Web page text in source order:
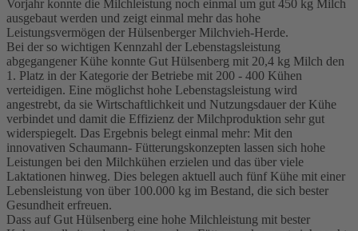
Vorjahr konnte die Milchleistung noch einmal um gut 450 kg Milch
ausgebaut werden und zeigt einmal mehr das hohe
Leistungsvermögen der Hülsenberger Milchvieh-Herde.
Bei der so wichtigen Kennzahl der Lebenstagsleistung
abgegangener Kühe konnte Gut Hülsenberg mit 20,4 kg Milch den
1. Platz in der Kategorie der Betriebe mit 200 - 400 Kühen
verteidigen. Eine möglichst hohe Lebenstagsleistung wird
angestrebt, da sie Wirtschaftlichkeit und Nutzungsdauer der Kühe
verbindet und damit die Effizienz der Milchproduktion sehr gut
widerspiegelt. Das Ergebnis belegt einmal mehr: Mit den
innovativen Schaumann- Fütterungskonzepten lassen sich hohe
Leistungen bei den Milchkühen erzielen und das über viele
Laktationen hinweg. Dies belegen aktuell auch fünf Kühe mit einer
Lebensleistung von über 100.000 kg im Bestand, die sich bester
Gesundheit erfreuen.
Dass auf Gut Hülsenberg eine hohe Milchleistung mit bester